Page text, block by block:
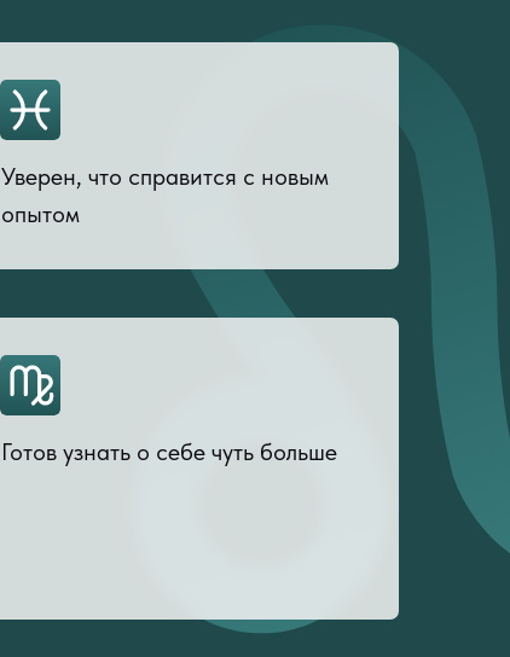
Уверен, что справится с новым
опытом
Готов узнать о себе чуть больше